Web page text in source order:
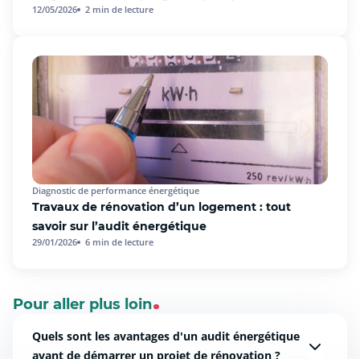
12/05/2026 2 min de lecture
Travaux de rénovation d’un logement : tout
savoir sur l’audit énergétique
Diagnostic de performance énergétique
29/01/2026 6 min de lecture
Pour aller plus loin
Quels sont les avantages d'un audit énergétique
avant de démarrer un projet de rénovation ?